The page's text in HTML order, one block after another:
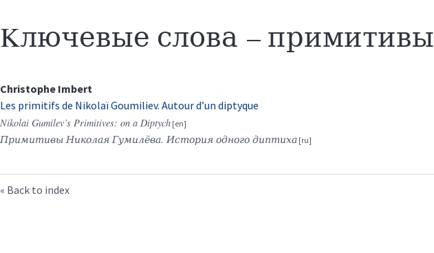
Kлючевые слова – примитивы
Christophe Imbert
Les primitifs de Nikolaï Goumiliev. Autour d’un diptyque
Nikolai Gumilev’s Primitives: on a Diptych
Примитивы Николая Гумилёва. История одного диптиха
Back to index